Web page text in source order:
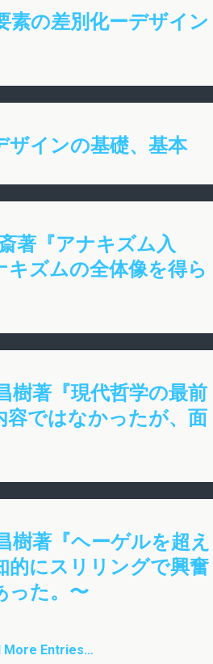
素の差別化ーデザイン
ザインの基礎、基本
著『アナキズム入
キズムの全体像を得ら
樹著『現代哲学の最前
容ではなかったが、面
樹著『ヘーゲルを超え
的にスリリングで興奮
った。〜
More Entries…